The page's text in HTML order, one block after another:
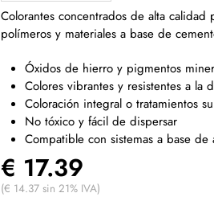
Colorantes concentrados de alta
polímeros y materiales a base de
Óxidos de hierro y pigmentos
Colores vibrantes y resistentes a la
Coloración integral o tratamientos
No tóxico y fácil de dispersar
Compatible con sistemas a base
€ 17.39
(€ 14.37 sin 21% IVA)